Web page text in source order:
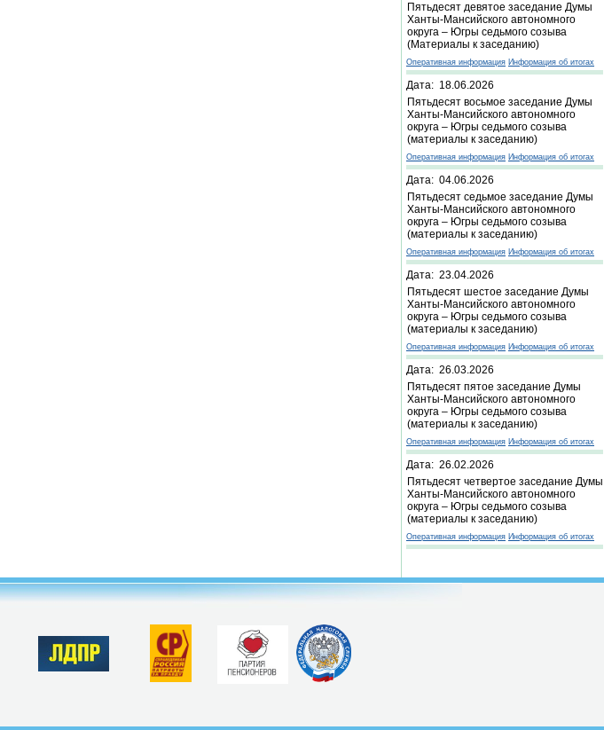
Пятьдесят девятое заседание Думы
Ханты-Мансийского автономного
округа – Югры седьмого созыва
(Материалы к заседанию)
Оперативная информация Информация об итогах
Дата: 18.06.2026
Пятьдесят восьмое заседание Думы
Ханты-Мансийского автономного
округа – Югры седьмого созыва
(материалы к заседанию)
Оперативная информация Информация об итогах
Дата: 04.06.2026
Пятьдесят седьмое заседание Думы
Ханты-Мансийского автономного
округа – Югры седьмого созыва
(материалы к заседанию)
Оперативная информация Информация об итогах
Дата: 23.04.2026
Пятьдесят шестое заседание Думы
Ханты-Мансийского автономного
округа – Югры седьмого созыва
(материалы к заседанию)
Оперативная информация Информация об итогах
Дата: 26.03.2026
Пятьдесят пятое заседание Думы
Ханты-Мансийского автономного
округа – Югры седьмого созыва
(материалы к заседанию)
Оперативная информация Информация об итогах
Дата: 26.02.2026
Пятьдесят четвертое заседание Думы
Ханты-Мансийского автономного
округа – Югры седьмого созыва
(материалы к заседанию)
Оперативная информация Информация об итогах